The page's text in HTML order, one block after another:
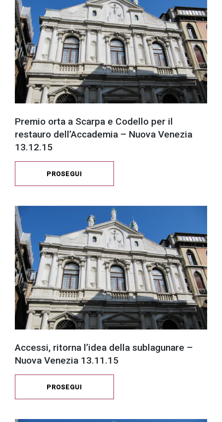
Premio orta a Scarpa e Codello per il
restauro dell’Accademia – Nuova Venezia
13.12.15
PROSEGUI
Accessi, ritorna l’idea della sublagunare –
Nuova Venezia 13.11.15
PROSEGUI